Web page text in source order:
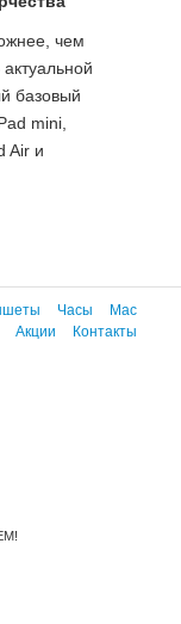
чем
базовый
mini,
Air и
Часы
Mac
Акции Контакты